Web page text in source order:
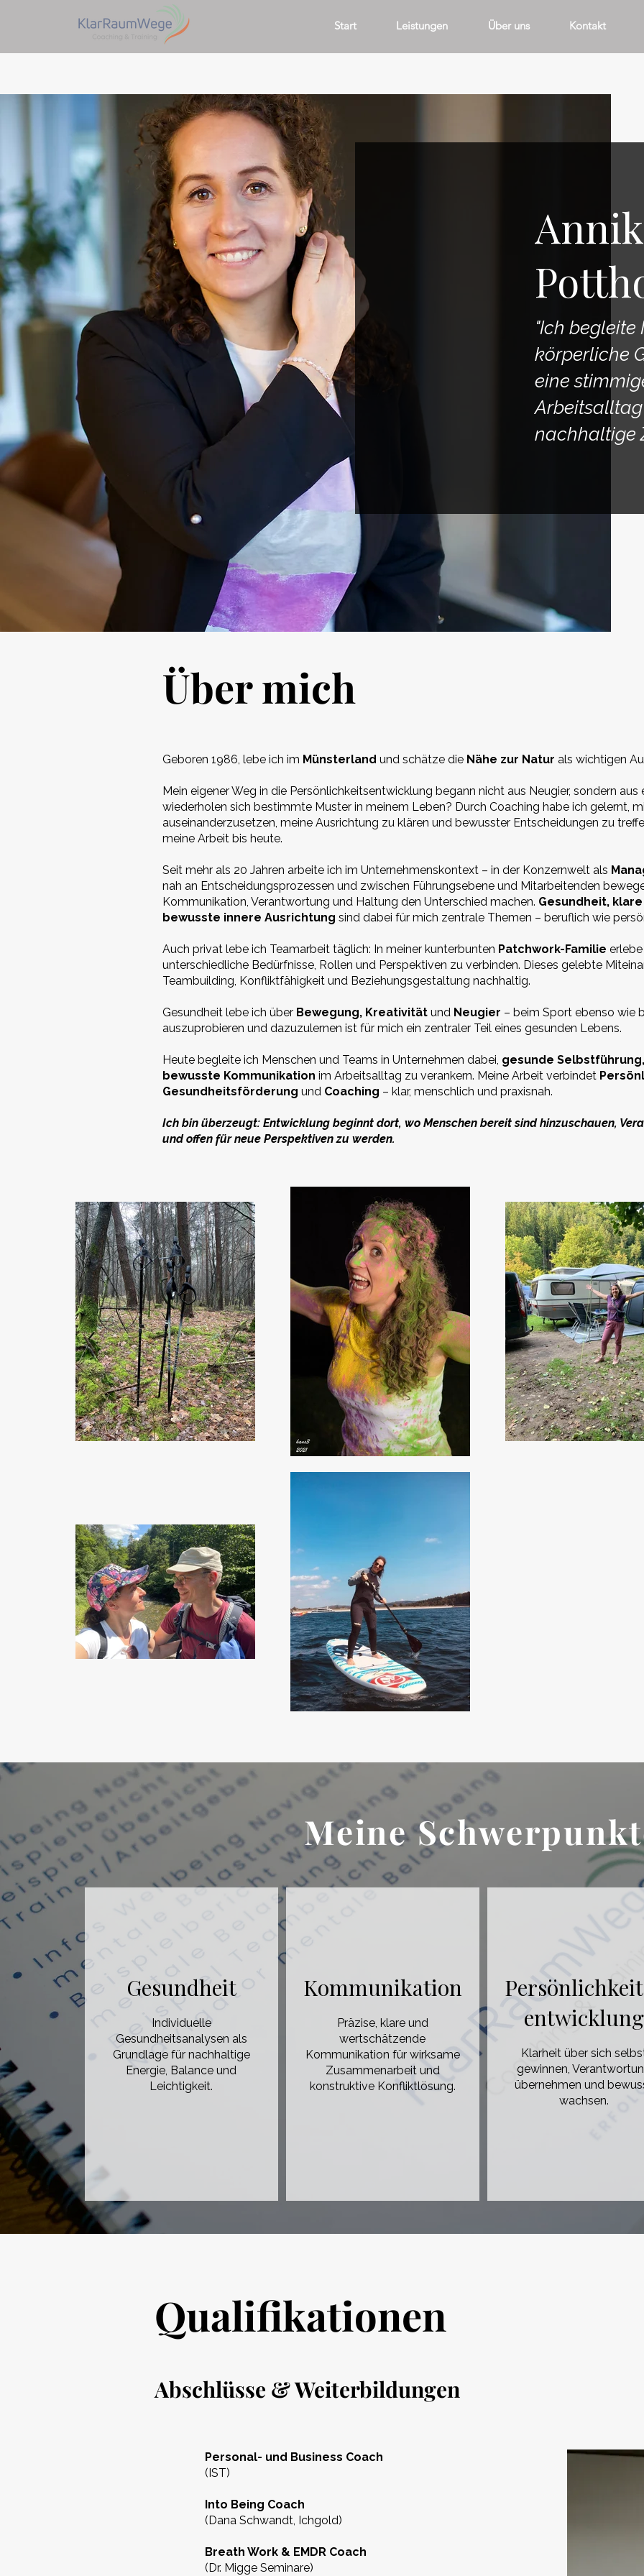
Start Leistungen Über uns Kontakt
"Ich begleite
körperliche
eine
nachhaltige
Über mich
Geboren 1986, lebe ich im Münsterland und schätze die Nähe zur Natur als wichtigen
Mein eigener Weg in die Persönlichkeitsentwicklung begann nicht aus Neugier, sondern aus
wiederholen sich bestimmte Muster in meinem Leben? Durch Coaching habe ich gelernt,
auseinanderzusetzen, meine Ausrichtung zu klären und bewusster Entscheidungen zu
meine Arbeit bis heute.
Seit mehr als 20 Jahren arbeite ich im Unternehmenskontext – in der Konzernwelt als
nah an Entscheidungsprozessen und zwischen Führungsebene und Mitarbeitenden
Kommunikation, Verantwortung und Haltung den Unterschied machen. Gesundheit,
bewusste innere Ausrichtung sind dabei für mich zentrale Themen – beruflich wie
Auch privat lebe ich Teamarbeit täglich: In meiner kunterbunten Patchwork-Familie
unterschiedliche Bedürfnisse, Rollen und Perspektiven zu verbinden. Dieses gelebte
Teambuilding, Konfliktfähigkeit und Beziehungsgestaltung nachhaltig.
Gesundheit lebe ich über Bewegung, Kreativität und Neugier – beim Sport ebenso wie
auszuprobieren und dazuzulernen ist für mich ein zentraler Teil eines gesunden Lebens.
Heute begleite ich Menschen und Teams in Unternehmen dabei, gesunde
bewusste Kommunikation im Arbeitsalltag zu verankern. Meine Arbeit verbindet
Gesundheitsförderung und Coaching – klar, menschlich und praxisnah.
Ich bin überzeugt: Entwicklung beginnt dort, wo Menschen bereit sind hinzuschauen,
und offen für neue Perspektiven zu werden.
Meine
Gesundheit
Individuelle
Gesundheitsanalysen als
Grundlage für nachhaltige
Energie, Balance und
Leichtigkeit.
Kommunikation
Präzise, klare und
wertschätzende
Kommunikation für wirksame
Zusammenarbeit und
konstruktive Konfliktlösung.
entwicklung
Klarheit über sich
gewinnen,
übernehmen und
wachsen.
Qualifikationen
Abschlüsse & Weiterbildungen
Personal- und Business Coach
(IST)
Into Being Coach
(Dana Schwandt, Ichgold)
Breath Work & EMDR Coach
(Dr. Migge Seminare)